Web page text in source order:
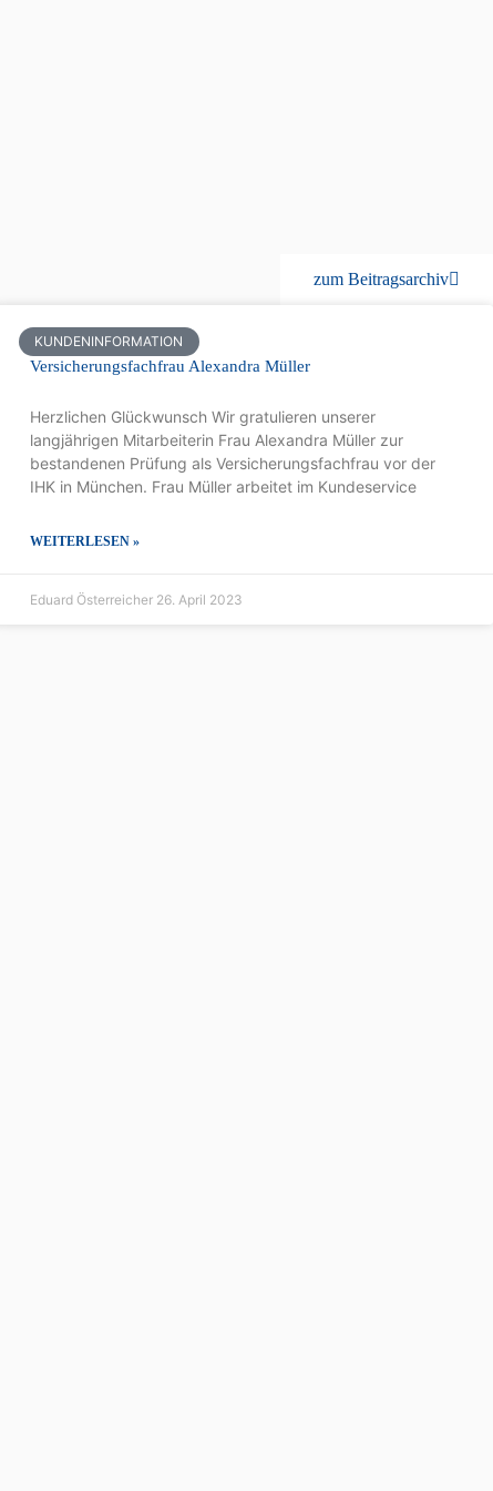
zum Beitragsarchiv
KUNDENINFORMATION
Versicherungsfachfrau Alexandra Müller
Herzlichen Glückwunsch Wir gratulieren unserer
langjährigen Mitarbeiterin Frau Alexandra Müller zur
bestandenen Prüfung als Versicherungsfachfrau vor der
IHK in München. Frau Müller arbeitet im Kundeservice
WEITERLESEN »
Eduard Österreicher 26. April 2023